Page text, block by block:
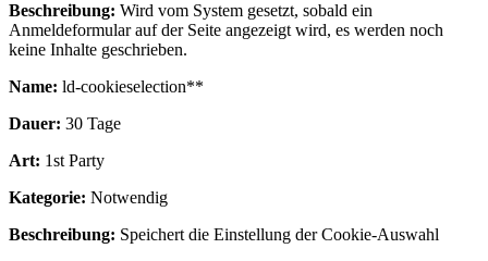
Beschreibung: Wird vom System gesetzt, sobald ein
Anmeldeformular auf der Seite angezeigt wird, es werden noch
keine Inhalte geschrieben.
Name: ld-cookieselection**
Dauer: 30 Tage
Art: 1st Party
Kategorie: Notwendig
Beschreibung: Speichert die Einstellung der Cookie-Auswahl